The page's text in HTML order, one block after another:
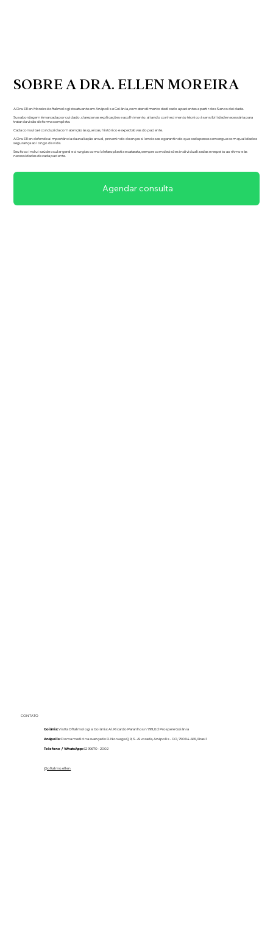
SOBRE A DRA. ELLEN MOREIRA
A Dra. Ellen Moreira é oftalmologista atuante em Anápolis e Goiânia, com atendimento dedicado a pacientes a partir dos 5 anos de idade.
Sua abordagem é marcada por cuidado, clareza nas explicações e acolhimento, aliando conhecimento técnico à sensibilidade necessária para
tratar da visão de forma completa.
Cada consulta é conduzida com atenção às queixas, histórico e expectativas do paciente.
A Dra. Ellen defende a importância da avaliação anual, prevenindo doenças silenciosas e garantindo que cada pessoa enxergue com qualidade e
segurança ao longo da vida.
Seu foco inclui saúde ocular geral e cirurgias como blefaroplastia e catarata, sempre com decisões individualizadas e respeito ao ritmo e às
necessidades de cada paciente.
Agendar consulta
CONTATO
Goiânia:Vistta Oftalmologia: Goiânia: Al. Ricardo Paranhos n 799, Ed Prospere Goiânia
Anápolis:Doma medicina avançada: R. Noruega Q 9, 3 - Alvorada, Anápolis - GO, 75084-665, Brasil
Telefone / WhatsApp:62 99670 - 2002
@oftalmo.ellen